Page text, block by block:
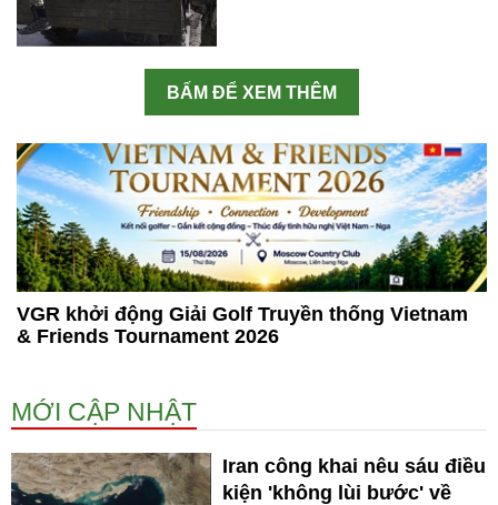
BẤM ĐỂ XEM THÊM
VGR khởi động Giải Golf Truyền thống Vietnam
& Friends Tournament 2026
MỚI CẬP NHẬT
Iran công khai nêu sáu điều
kiện 'không lùi bước' về